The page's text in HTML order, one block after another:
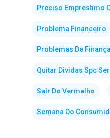
Preciso Emprestimo
Problema Financeiro
Problemas De
Quitar Dividas Spc
Sair Do Vermelho
Semana Do